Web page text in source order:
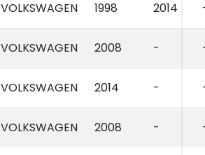
VOLKSWAGEN 1998 2014
VOLKSWAGEN 2008 -
VOLKSWAGEN 2014 -
VOLKSWAGEN 2008 -